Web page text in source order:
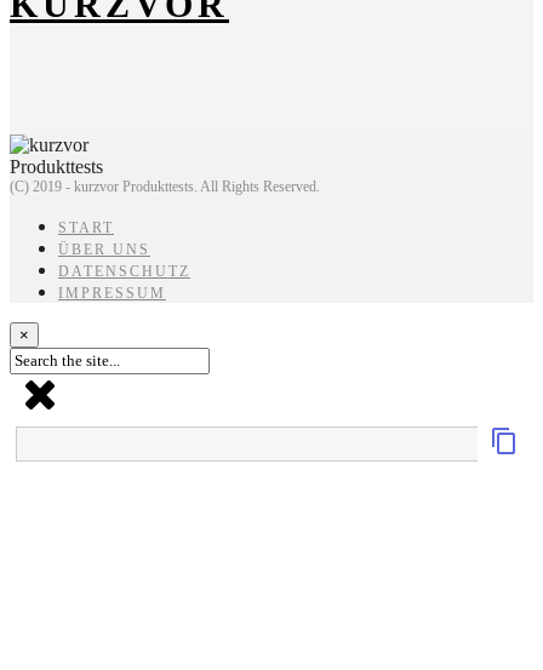
(C) 2019 - kurzvor Produkttests. All Rights Reserved.
START
ÜBER UNS
DATENSCHUTZ
IMPRESSUM
×